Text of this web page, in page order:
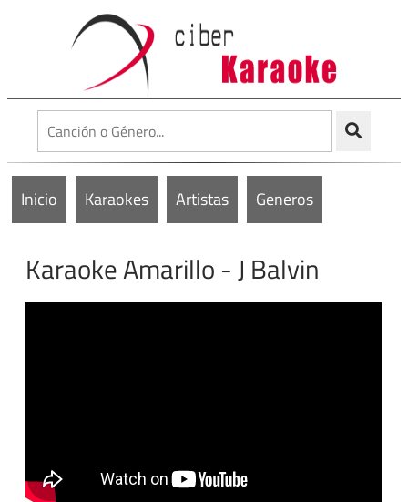
Inicio Karaokes Artistas Generos
Karaoke Amarillo - J Balvin